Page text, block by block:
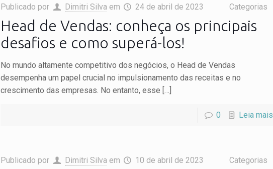
Publicado por Dimitri Silva em 24 de abril de 2023 Categorias
Head de Vendas: conheça os principais
desafios e como superá-los!
No mundo altamente competitivo dos negócios, o Head de Vendas
desempenha um papel crucial no impulsionamento das receitas e no
crescimento das empresas. No entanto, esse […]
0 Leia mais
Publicado por Dimitri Silva em 10 de abril de 2023 Categorias